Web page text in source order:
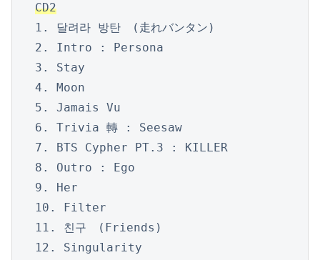
CD2
1. 달려라 방탄　(走れバンタン)
2. Intro : Persona
3. Stay
4. Moon
5. Jamais Vu
6. Trivia 轉 : Seesaw
7. BTS Cypher PT.3 : KILLER
8. Outro : Ego
9. Her
10. Filter
11. 친구　(Friends)
12. Singularity